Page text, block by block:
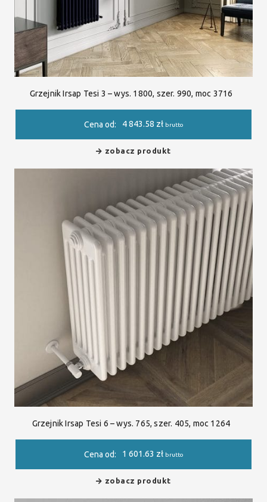
Grzejnik Irsap Tesi 3 – wys. 1800, szer. 990, moc 3716
Cena od: 4 843.58 zł brutto
zobacz produkt
Grzejnik Irsap Tesi 6 – wys. 765, szer. 405, moc 1264
Cena od: 1 601.63 zł brutto
zobacz produkt